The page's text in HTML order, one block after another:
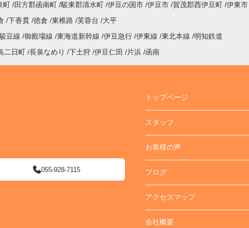
町 田方郡函南町 駿東郡清水町 伊豆の国市 伊豆市 賀茂郡西伊豆町 伊東市
下香貫 徳倉 東椎路 芙蓉台
大平
豆線 御殿場線 東海道新幹線 伊豆急行 伊東線 東北本線
明知鉄道
二日町 長泉なめり 下土狩 伊豆仁田 片浜 函南
055-928-7115
トップページ
スタッフ
お客様の声
ブログ
アクセスマップ
会社概要